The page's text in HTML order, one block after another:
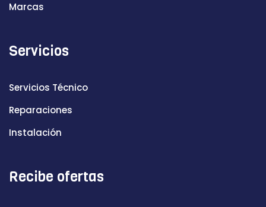
Marcas
Servicios
Servicios Técnico
Reparaciones
Instalación
Recibe ofertas